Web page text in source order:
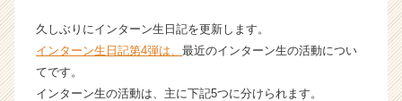
ム
ラ
ン】
久しぶりにインターン生日記を更新します。
インターン生日記第4弾は、 最近のインターン生の活動につい
てです。
インターン生の活動は、主に下記5つに分けられます。